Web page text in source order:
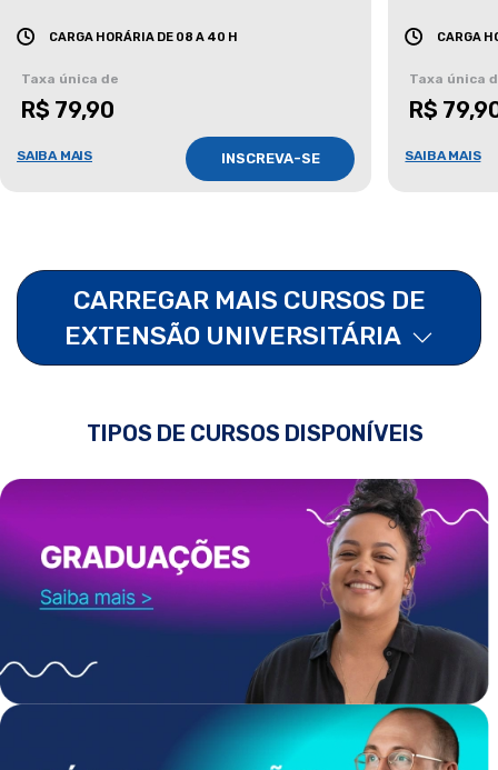
CARGA HORÁRIA DE 08 A 40 H
Taxa única de
R$ 79,90
SAIBA MAIS INSCREVA-SE
CARGA
Taxa única
R$
SAIBA MAIS
CARREGAR MAIS CURSOS DE
EXTENSÃO UNIVERSITÁRIA
TIPOS DE CURSOS DISPONÍVEIS